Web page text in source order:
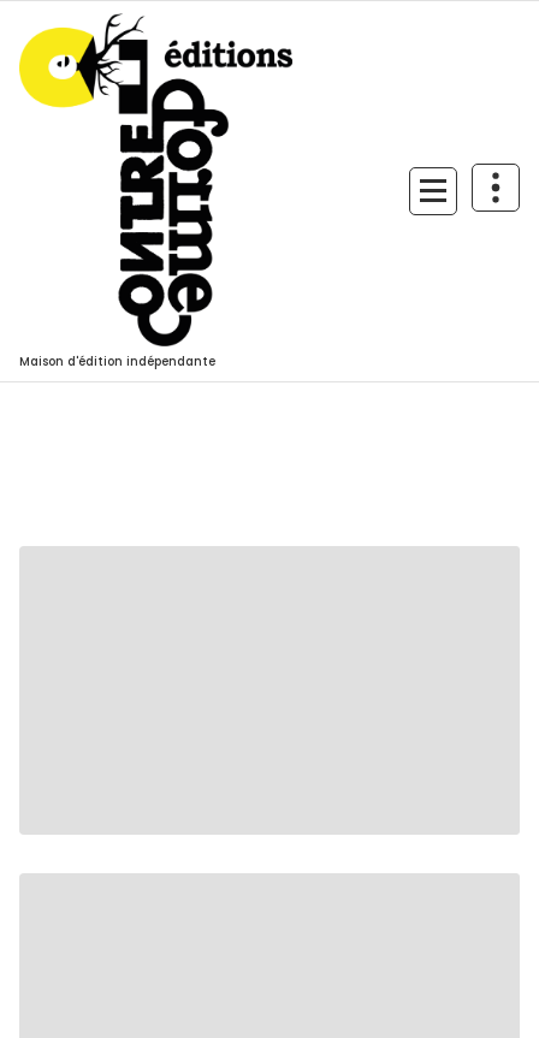
contenu
Maison d'édition indépendante